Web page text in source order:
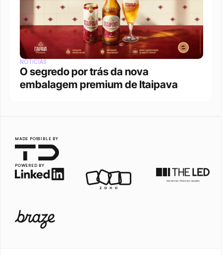
NOTÍCIAS
O segredo por trás da nova
embalagem premium de Itaipava
MADE POSSIBLE BY
POWERED BY